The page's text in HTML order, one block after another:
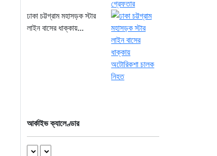
ঢাকা চট্টগ্রাম মহাসড়ক স্টার
লাইন বাসের ধাক্কায়...
আর্কাইভ ক্যালেণ্ডার